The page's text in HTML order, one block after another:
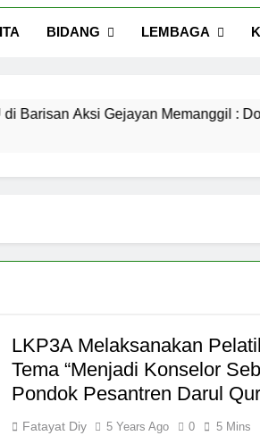
BIDANG LEMBAGA
Aksi Gejayan Memanggil : Do’a
LKP3A Melaksanakan
Tema “Menjadi Konselor
Pondok Pesantren Darul
Fatayat Diy 5 Years Ago 0 5 Mins